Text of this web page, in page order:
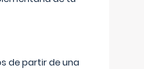
de partir de una